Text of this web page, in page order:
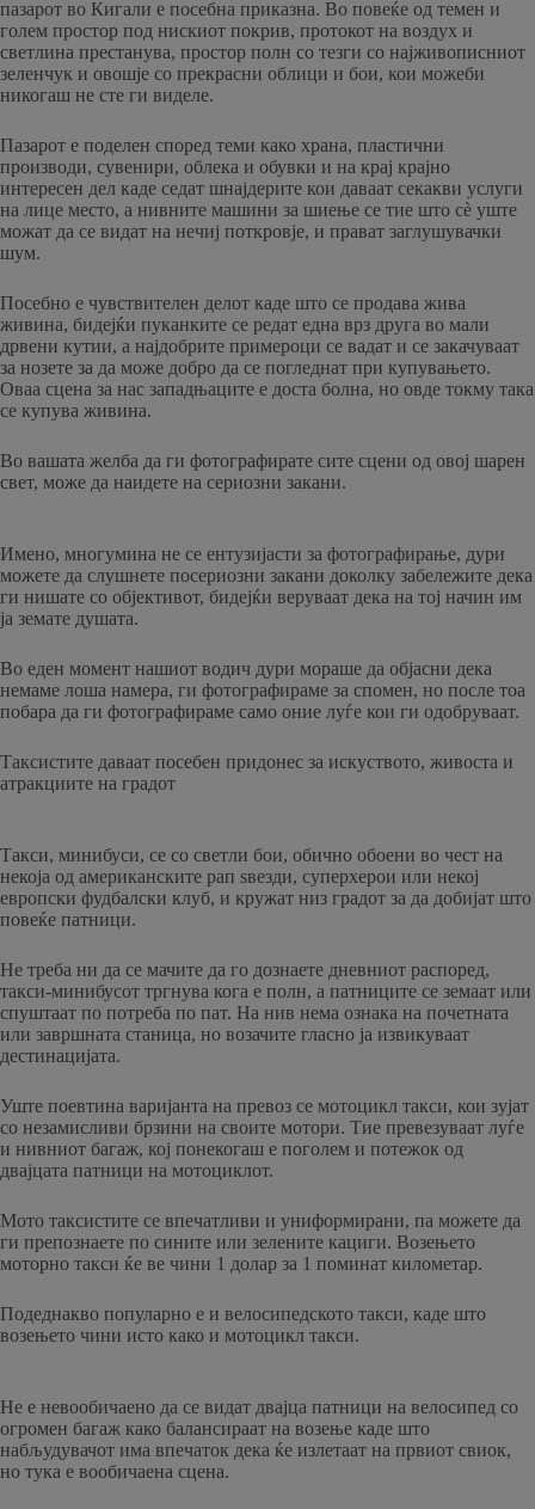
пазарот во Кигали е посебна приказна. Во повеќе од темен и
голем простор под нискиот покрив, протокот на воздух и
светлина престанува, простор полн со тезги со најживописниот
зеленчук и овошје со прекрасни облици и бои, кои можеби
никогаш не сте ги виделе.
Пазарот е поделен според теми како храна, пластични
производи, сувенири, облека и обувки и на крај крајно
интересен дел каде седат шнајдерите кои даваат секакви услуги
на лице место, а нивните машини за шиење се тие што сè уште
можат да се видат на нечиј поткровје, и прават заглушувачки
шум.
Посебно е чувствителен делот каде што се продава жива
живина, бидејќи пуканките се редат една врз друга во мали
дрвени кутии, а најдобрите примероци се вадат и се закачуваат
за нозете за да може добро да се погледнат при купувањето.
Оваа сцена за нас западњаците е доста болна, но овде токму така
се купува живина.
Во вашата желба да ги фотографирате сите сцени од овој шарен
свет, може да наидете на сериозни закани.
Имено, многумина не се ентузијасти за фотографирање, дури
можете да слушнете посериозни закани доколку забележите дека
ги нишате со објективот, бидејќи веруваат дека на тој начин им
ја земате душата.
Во еден момент нашиот водич дури мораше да објасни дека
немаме лоша намера, ги фотографираме за спомен, но после тоа
побара да ги фотографираме само оние луѓе кои ги одобруваат.
Таксистите даваат посебен придонес за искуството, живоста и
атракциите на градот
Такси, минибуси, се со светли бои, обично обоени во чест на
некоја од американските рап ѕвезди, суперхерои или некој
европски фудбалски клуб, и кружат низ градот за да добијат што
повеќе патници.
Не треба ни да се мачите да го дознаете дневниот распоред,
такси-минибусот тргнува кога е полн, а патниците се земаат или
спуштаат по потреба по пат. На нив нема ознака на почетната
или завршната станица, но возачите гласно ја извикуваат
дестинацијата.
Уште поевтина варијанта на превоз се мотоцикл такси, кои зујат
со незамисливи брзини на своите мотори. Тие превезуваат луѓе
и нивниот багаж, кој понекогаш е поголем и потежок од
двајцата патници на мотоциклот.
Мото таксистите се впечатливи и униформирани, па можете да
ги препознаете по сините или зелените кациги. Возењето
моторно такси ќе ве чини 1 долар за 1 поминат километар.
Подеднакво популарно е и велосипедското такси, каде што
возењето чини исто како и мотоцикл такси.
Не е невообичаено да се видат двајца патници на велосипед со
огромен багаж како балансираат на возење каде што
набљудувачот има впечаток дека ќе излетаат на првиот свиок,
но тука е вообичаена сцена.